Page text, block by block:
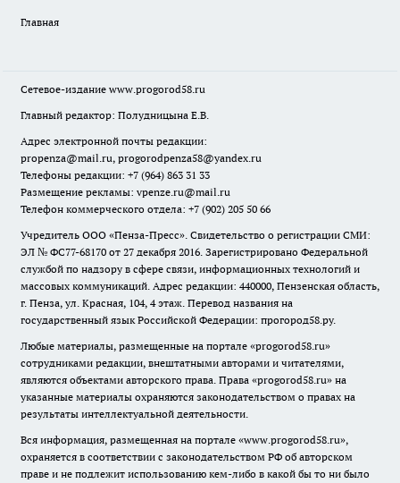
Главная
Сетевое-издание www.progorod58.ru
Главный редактор: Полудницына Е.В.
Адрес электронной почты редакции:
propenza@mail.ru, progorodpenza58@yandex.ru
Телефоны редакции: +7 (964) 863 31 33
Размещение рекламы: vpenze.ru@mail.ru
Телефон коммерческого отдела: +7 (902) 205 50 66
Учредитель ООО «Пенза-Пресс». Свидетельство о регистрации СМИ:
ЭЛ № ФС77-68170 от 27 декабря 2016. Зарегистрировано Федеральной
службой по надзору в сфере связи, информационных технологий и
массовых коммуникаций. Адрес редакции: 440000, Пензенская область,
г. Пенза, ул. Красная, 104, 4 этаж. Перевод названия на
государственный язык Российской Федерации: прогород58.ру.
Любые материалы, размещенные на портале «progorod58.ru»
сотрудниками редакции, внештатными авторами и читателями,
являются объектами авторского права. Права «progorod58.ru» на
указанные материалы охраняются законодательством о правах на
результаты интеллектуальной деятельности.
Вся информация, размещенная на портале «www.progorod58.ru»,
охраняется в соответствии с законодательством РФ об авторском
праве и не подлежит использованию кем-либо в какой бы то ни было